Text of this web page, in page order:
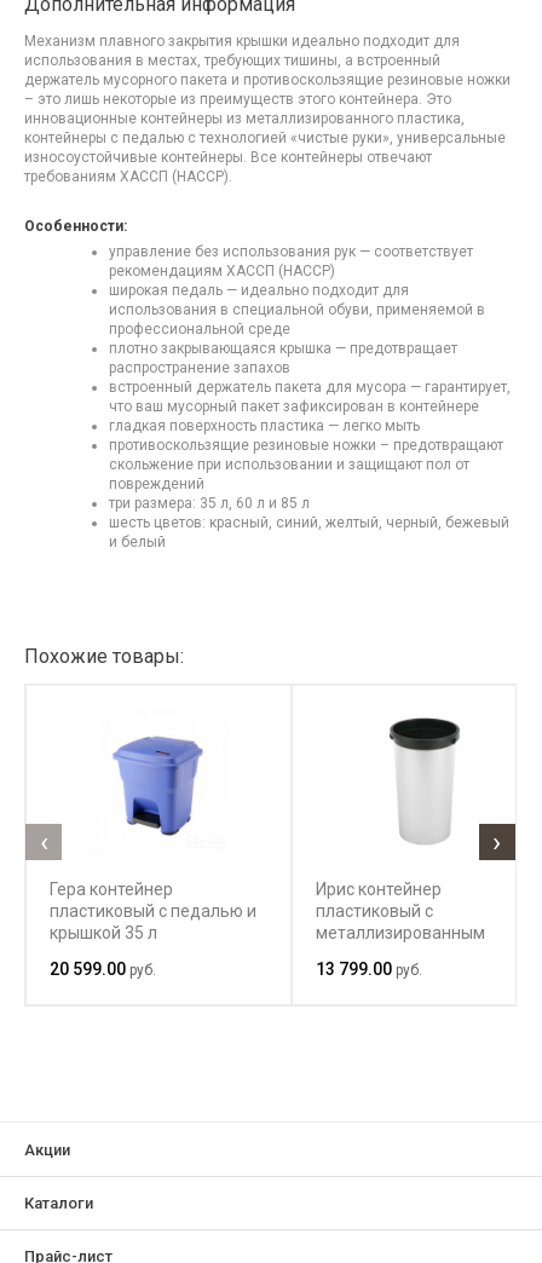
Механизм плавного закрытия крышки идеально подходит для
использования в местах, требующих тишины, а встроенный
держатель мусорного пакета и противоскользящие резиновые ножки
– это лишь некоторые из преимуществ этого контейнера. Это
инновационные контейнеры из металлизированного пластика,
контейнеры с педалью с технологией «чистые руки», универсальные
износоустойчивые контейнеры. Все контейнеры отвечают
требованиям ХАССП (HACCP).
Особенности:
управление без использования рук — соответствует
рекомендациям ХАССП (HACCP)
широкая педаль — идеально подходит для
использования в специальной обуви, применяемой в
профессиональной среде
плотно закрывающаяся крышка — предотвращает
распространение запахов
встроенный держатель пакета для мусора — гарантирует,
что ваш мусорный пакет зафиксирован в контейнере
гладкая поверхность пластика — легко мыть
противоскользящие резиновые ножки – предотвращают
скольжение при использовании и защищают пол от
повреждений
три размера: 35 л, 60 л и 85 л
шесть цветов: красный, синий, желтый, черный, бежевый
и белый
Похожие товары:
Гера контейнер
пластиковый с педалью и
крышкой 35 л
20 599.00 руб.
Ирис контейнер
пластиковый с
металлизированным
13 799.00 руб.
‹ ›
Акции
Каталоги
Прайс-лист